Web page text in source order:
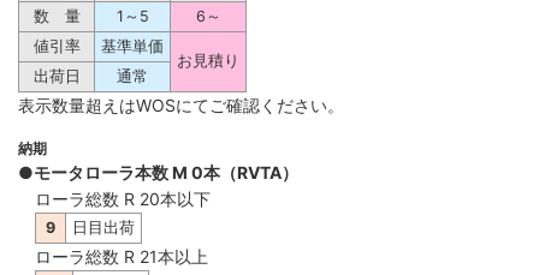
数 量
1～5
6～
値引率
基準単価
お見積り
出荷日
通常
表示数量超えはWOSにてご確認ください。
納期
●モータローラ本数 M 0本（RVTA）
ローラ総数 R 20本以下
9 日目出荷
ローラ総数 R 21本以上